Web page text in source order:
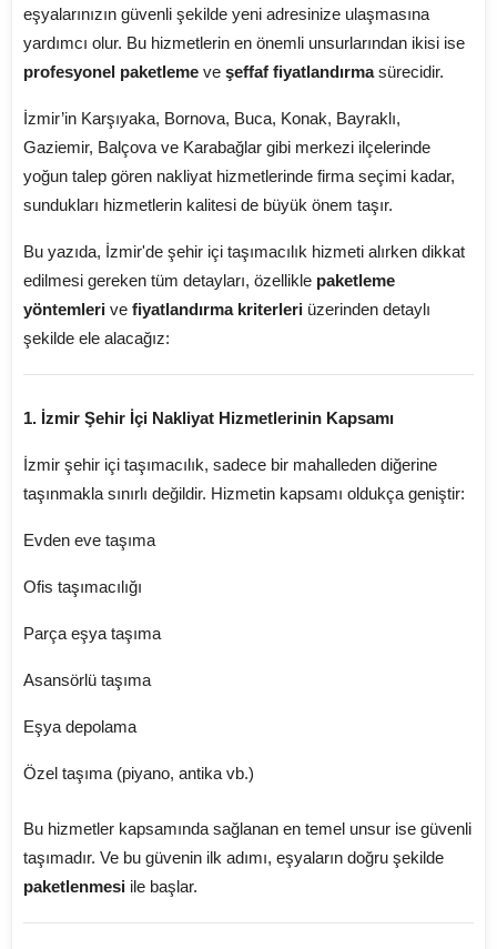
eşyalarınızın güvenli şekilde yeni adresinize ulaşmasına
yardımcı olur. Bu hizmetlerin en önemli unsurlarından ikisi ise
profesyonel paketleme ve şeffaf fiyatlandırmasürecidir.
İzmir’in Karşıyaka, Bornova, Buca, Konak, Bayraklı,
Gaziemir, Balçova ve Karabağlar gibi merkezi ilçelerinde
yoğun talep gören nakliyat hizmetlerinde firma seçimi kadar,
sundukları hizmetlerin kalitesi de büyük önem taşır.
Bu yazıda, İzmir'de şehir içi taşımacılık hizmeti alırken dikkat
edilmesi gereken tüm detayları, özellikle paketleme
yöntemleri ve fiyatlandırma kriterleri üzerinden detaylı
şekilde ele alacağız:
1. İzmir Şehir İçi Nakliyat Hizmetlerinin Kapsamı
İzmir şehir içi taşımacılık, sadece bir mahalleden diğerine
taşınmakla sınırlı değildir. Hizmetin kapsamı oldukça geniştir:
Evden eve taşıma
Ofis taşımacılığı
Parça eşya taşıma
Asansörlü taşıma
Eşya depolama
Özel taşıma (piyano, antika vb.)
Bu hizmetler kapsamında sağlanan en temel unsur ise güvenli
taşımadır. Ve bu güvenin ilk adımı, eşyaların doğru şekilde
paketlenmesi ile başlar.